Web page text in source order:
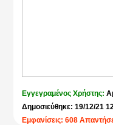
Εγγεγραμένος Χρήστης:
Δημοσιεύθηκε: 19/12/21
Εμφανίσεις: 608